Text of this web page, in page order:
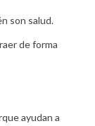
son salud.
de forma
ayudan a